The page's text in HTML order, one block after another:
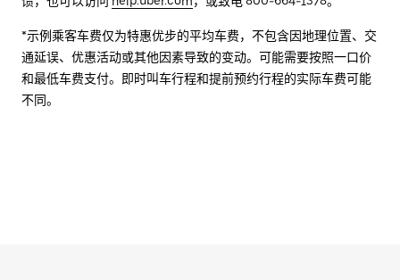
*示例乘客车费仅为特惠优步的平均车费，不包含因地理位置、交
通延误、优惠活动或其他因素导致的变动。可能需要按照一口价
和最低车费支付。即时叫车行程和提前预约行程的实际车费可能
不同。